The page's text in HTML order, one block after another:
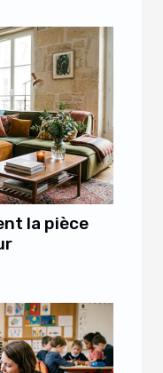
la pièce